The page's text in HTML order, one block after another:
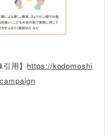
用】 https://kodomoshi